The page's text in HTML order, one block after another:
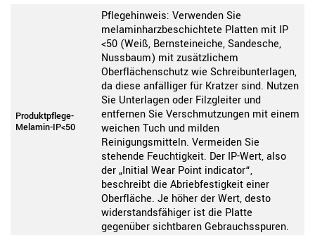
Produktpflege-
Melamin-IP<50
Pflegehinweis: Verwenden Sie
melaminharzbeschichtete Platten mit IP
<50 (Weiß, Bernsteineiche, Sandesche,
Nussbaum) mit zusätzlichem
Oberflächenschutz wie Schreibunterlagen,
da diese anfälliger für Kratzer sind. Nutzen
Sie Unterlagen oder Filzgleiter und
entfernen Sie Verschmutzungen mit einem
weichen Tuch und milden
Reinigungsmitteln. Vermeiden Sie
stehende Feuchtigkeit. Der IP-Wert, also
der „Initial Wear Point indicator“,
beschreibt die Abriebfestigkeit einer
Oberfläche. Je höher der Wert, desto
widerstandsfähiger ist die Platte
gegenüber sichtbaren Gebrauchsspuren.